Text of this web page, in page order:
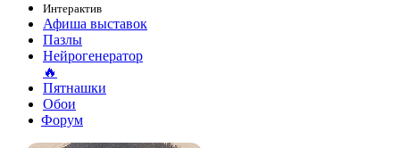
Интерактив
Афиша выставок
Пазлы
Нейрогенератор
🔥
Пятнашки
Обои
Форум